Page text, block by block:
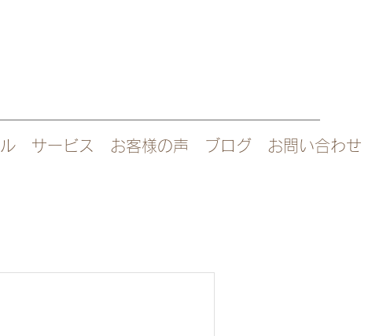
サービス お客様の声 ブログ お問い合わせ